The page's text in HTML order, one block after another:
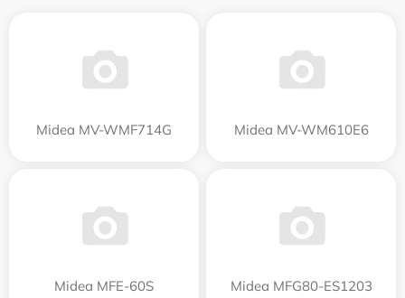
Midea MV-WMF714G Midea MV-WM610E6
Midea MFE-60S Midea MFG80-ES1203